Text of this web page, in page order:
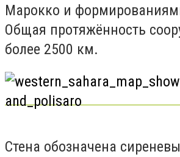
Марокко и
Общая протяжённость
более 2500 км.
Стена обозначена